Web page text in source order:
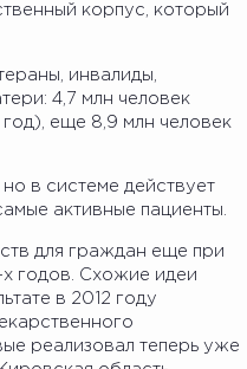
корпус, который
инвалиды,
4,7 млн человек
еще 8,9 млн человек
в системе действует
активные пациенты.
для граждан еще при
годов. Схожие идеи
в 2012 году
реализовал теперь уже